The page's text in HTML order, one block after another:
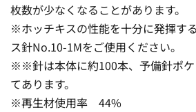
枚数が少なくなることがあります。
※ホッチキスの性能を十分に発揮す
ス針No.10-1Mをご使用ください。
※※針は本体に約100本、予備針ポ
てあります。
※再生材使用率 44%